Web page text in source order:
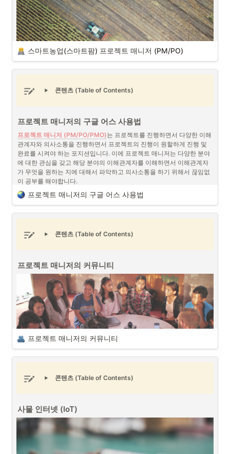
스마트농업(스마트팜) 프로젝트 매니저 (PM/PO) (출처 :
Unsplash)
스마트농업(스마트팜)은 IoT(사물인터넷), AI(인공지능), 빅데이터, 센서
기술 등을 활용하여 농작물 재배, 동물 사육, 식물 공장 등의 농업 활동을
자동화하고 최적화하는 시스템을 의미하며 스마트팜 프로젝트 매니저
(Smart Farm Project Manager)는 기획, 실행, 관리 및 최종 결과물에 대
한 책임을 지는 전문가로서 이러한 첨단 기술들을 농업에 효과적으로 도
입하여 생산성과 효율성을 극대화하는 역할을 합니다.
해관계자와 의사소통을 하여 프로젝트를 원활하게 진행될 수 있도록 하
는 역할을 합니다. 농작물을 다루는 스마트농업(스마트팜) 프로젝트 매니
저는 프로젝트 매니저들 중에서 가장 다양한 배경의 이해관계자과 소통
을 하는 포지션이 아닌가 싶습니다.
스마트농업(스마트팜) 프로젝트 매니저 (PM/PO)
콘텐츠 (Table of Contents)
프로젝트 매니저의 구글 어스 사용법
프로젝트 매니저 (PM/PO/PMO)는 프로젝트를 진행하면서 다양한 이해
관계자와 의사소통을 진행하면서 프로젝트의 진행이 원할하게 진행 및
완료를 시켜야 하는 포지션입니다. 이에 프로젝트 매니저는 다양한 분야
에 대한 관심을 갖고 해당 분야의 이해관계자를 이해하면서 이해관계자
가 무엇을 원하는 지에 대해서 파악하고 의사소통을 하기 위해서 끊임없
이 공부를 해야합니다.
체계적 관리와 시각화 - 구글 어스
프로젝트 매니저의 구글 어스 사용법 (출처 : 구글 어스)
진행될 수 있을까에 대해서 고민합니다. 이러한 문제를 해결하기 위해서
다양한 협업툴 서비스들이 등장하고 있습니다. 예를 들면 노션 (Notion),
피그마 (Figma), 깃허브 (Github) 등이 있습니다. 이러한 툴들은 앱이나
웹을 개발하는 데 보다 쉽게 체계적으로 관리하고 시각화를 해서 프로젝
트 팀원들간의 의사소통을 원활하게 진행시킵니다.
프로젝트 매니저의 구글 어스 사용법
콘텐츠 (Table of Contents)
프로젝트 매니저의 커뮤니티
다양한 이해관계자와 의사소통을 통해서 프로젝트를 진행 및 관리하는
프로젝트 매니저 (PM/PO)로서 커뮤니티는 중요한 요소 중에 하나입니
다. 프로젝트와 연관된 커뮤니티를 통해서 프로젝트에 관련된 사항들에
대한 다양한 형태의 피드백을 확인할 수 있으며 커뮤니티를 통한 다양한
프로젝트 전략을 구상할 수도 있습니다.
프로젝트 매니저의 커뮤니티
콘텐츠 (Table of Contents)
사물 인터넷 (IoT)